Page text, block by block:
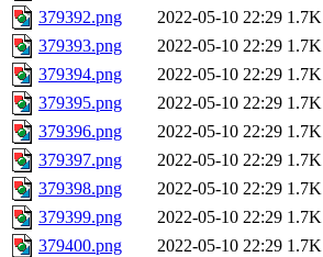
379392.png
2022-05-10 22:29 1.7K
379393.png
2022-05-10 22:29 1.7K
379394.png
2022-05-10 22:29 1.7K
379395.png
2022-05-10 22:29 1.7K
379396.png
2022-05-10 22:29 1.7K
379397.png
2022-05-10 22:29 1.7K
379398.png
2022-05-10 22:29 1.7K
379399.png
2022-05-10 22:29 1.7K
379400.png
2022-05-10 22:29 1.7K